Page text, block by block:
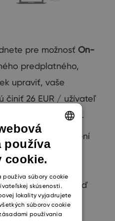
pre možnosť On-
predplatného,
upraviť, vaše
činiť 26 EUR / užívateľ
problémov).
je možná po zakúpení
poplatku (15 %
CRM vám
server ihneď
tiež službu
ktorej budeme
ENGLISH
SLOVAK
používa
cookie.
používa súbory cookie
skúsenosti.
lokality vyjadrujete
súborov cookie
používania